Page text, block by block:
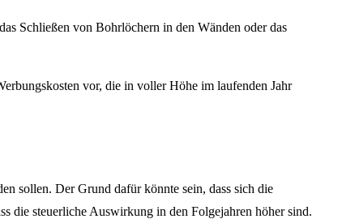
Schließen von Bohrlöchern in den Wänden oder das
vor, die in voller Höhe im laufenden Jahr
sollen. Der Grund dafür könnte sein, dass sich die
die steuerliche Auswirkung in den Folgejahren höher sind.